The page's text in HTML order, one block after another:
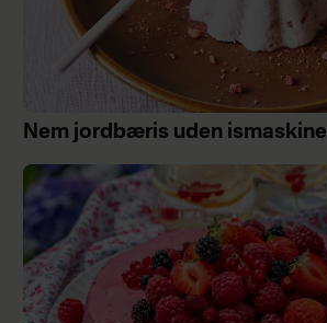
Nem jordbæris uden ismaskine